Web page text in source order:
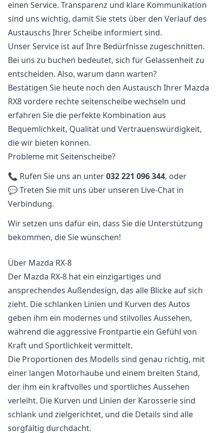
einen Service. Transparenz und klare Kommunikation
sind uns wichtig, damit Sie stets über den Verlauf des
Austauschs Ihrer Scheibe informiert sind.
Unser Service ist auf Ihre Bedürfnisse zugeschnitten.
Bei uns zu buchen bedeutet, sich für Gelassenheit zu
entscheiden. Also, warum dann warten?
Bestätigen Sie heute noch den Austausch Ihrer Mazda
RX8 vordere rechte seitenscheibe wechseln und
erfahren Sie die perfekte Kombination aus
Bequemlichkeit, Qualität und Vertrauenswürdigkeit,
die wir bieten können.
Probleme mit Seitenscheibe?
📞 Rufen Sie uns an unter032 221 096 344, oder
💬 Treten Sie mit uns über unseren Live-Chat in
Verbindung.
Wir setzen uns dafür ein, dass Sie die Unterstützung
bekommen, die Sie wünschen!
Über Mazda RX-8
Der Mazda RX-8 hat ein einzigartiges und
ansprechendes Außendesign, das alle Blicke auf sich
zieht. Die schlanken Linien und Kurven des Autos
geben ihm ein modernes und stilvolles Aussehen,
während die aggressive Frontpartie ein Gefühl von
Kraft und Sportlichkeit vermittelt.
Die Proportionen des Modells sind genau richtig, mit
einer langen Motorhaube und einem breiten Stand,
der ihm ein kraftvolles und sportliches Aussehen
verleiht. Die Kurven und Linien der Karosserie sind
schlank und zielgerichtet, und die Details sind alle
sorgfältig durchdacht.